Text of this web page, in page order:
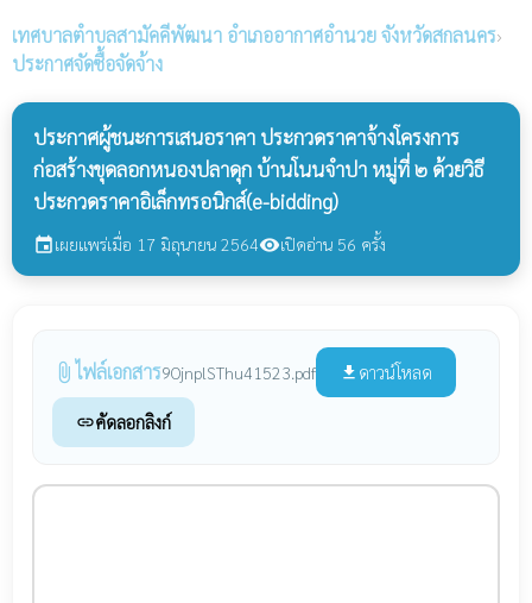
เทศบาลตำบลสามัคคีพัฒนา อำเภออากาศอำนวย จังหวัดสกลนคร›
ประกาศจัดซื้อจัดจ้าง
ประกาศผู้ชนะการเสนอราคา ประกวดราคาจ้างโครงการ
ก่อสร้างขุดลอกหนองปลาดุก บ้านโนนจำปา หมู่ที่ ๒ ด้วยวิธี
ประกวดราคาอิเล็กทรอนิกส์(e-bidding)
eventเผยแพร่เมื่อ 17 มิถุนายน 2564visibilityเปิดอ่าน 56 ครั้ง
attach_file ไฟล์เอกสาร9OjnplSThu41523.pdf file_download ดาวน์โหลด
linkคัดลอกลิงก์